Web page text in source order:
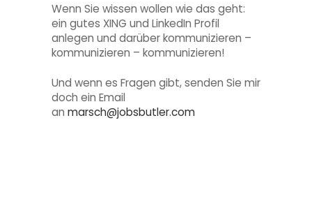
Wenn Sie wissen wollen wie das geht:
ein gutes XING und LinkedIn Profil
anlegen und darüber kommunizieren –
kommunizieren – kommunizieren!
Und wenn es Fragen gibt, senden Sie mir
doch ein Email
an marsch@jobsbutler.com